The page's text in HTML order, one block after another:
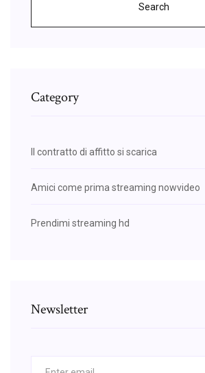
Search
Category
Il contratto di affitto si scarica
Amici come prima streaming nowvideo
Prendimi streaming hd
Newsletter